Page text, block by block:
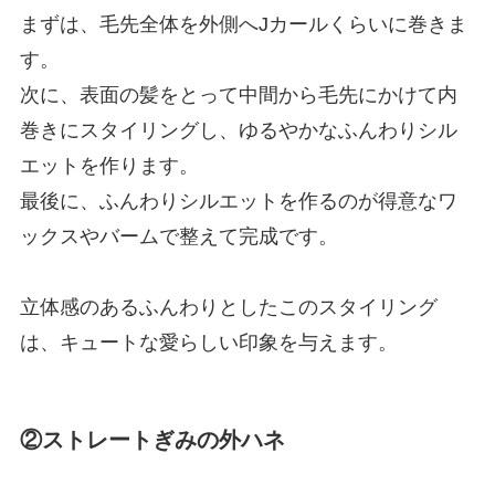
まずは、毛先全体を外側へJカールくらいに巻きま
す。
次に、表面の髪をとって中間から毛先にかけて内
巻きにスタイリングし、ゆるやかなふんわりシル
エットを作ります。
最後に、ふんわりシルエットを作るのが得意なワ
ックスやバームで整えて完成です。
立体感のあるふんわりとしたこのスタイリング
は、キュートな愛らしい印象を与えます。
②ストレートぎみの外ハネ